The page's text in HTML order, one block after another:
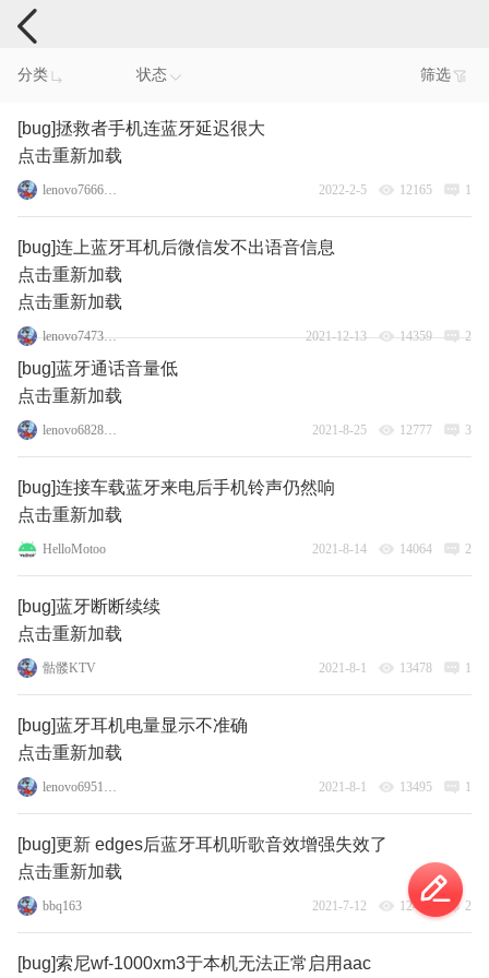
手机反馈
分类 状态 筛选
[bug]拯救者手机连蓝牙延迟很大
点击重新加载
lenovo76666899 2022-2-5 12165 1
[bug]连上蓝牙耳机后微信发不出语音信息
点击重新加载
点击重新加载
lenovo74738464 2021-12-13 14359 2
[bug]蓝牙通话音量低
点击重新加载
lenovo68282666 2021-8-25 12777 3
[bug]连接车载蓝牙来电后手机铃声仍然响
点击重新加载
HelloMotoo 2021-8-14 14064 2
[bug]蓝牙断断续续
点击重新加载
骷髅KTV 2021-8-1 13478 1
[bug]蓝牙耳机电量显示不准确
点击重新加载
lenovo69515183 2021-8-1 13495 1
[bug]更新 edges后蓝牙耳机听歌音效增强失效了
点击重新加载
bbq163 2021-7-12 12475 2
[bug]索尼wf-1000xm3于本机无法正常启用aac